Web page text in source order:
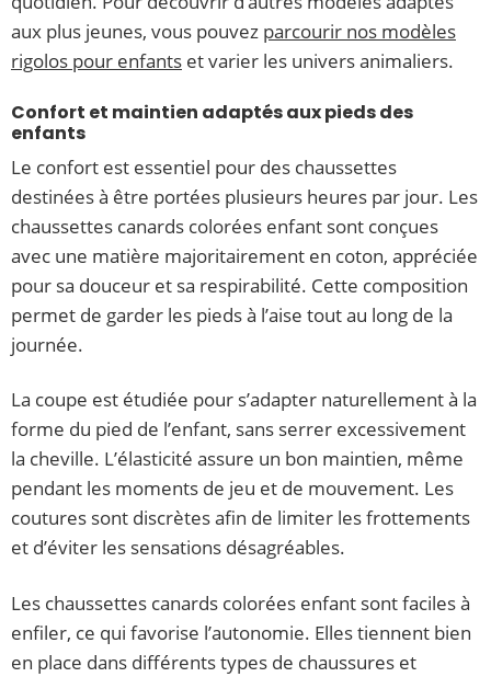
aux plus jeunes, vous pouvez parcourir nos modèles
rigolos pour enfants et varier les univers animaliers.
Confort et maintien adaptés aux pieds des
enfants
Le confort est essentiel pour des chaussettes
destinées à être portées plusieurs heures par jour. Les
chaussettes canards colorées enfant sont conçues
avec une matière majoritairement en coton, appréciée
pour sa douceur et sa respirabilité. Cette composition
permet de garder les pieds à l’aise tout au long de la
journée.
La coupe est étudiée pour s’adapter naturellement à la
forme du pied de l’enfant, sans serrer excessivement
la cheville. L’élasticité assure un bon maintien, même
pendant les moments de jeu et de mouvement. Les
coutures sont discrètes afin de limiter les frottements
et d’éviter les sensations désagréables.
Les chaussettes canards colorées enfant sont faciles à
enfiler, ce qui favorise l’autonomie. Elles tiennent bien
en place dans différents types de chaussures et